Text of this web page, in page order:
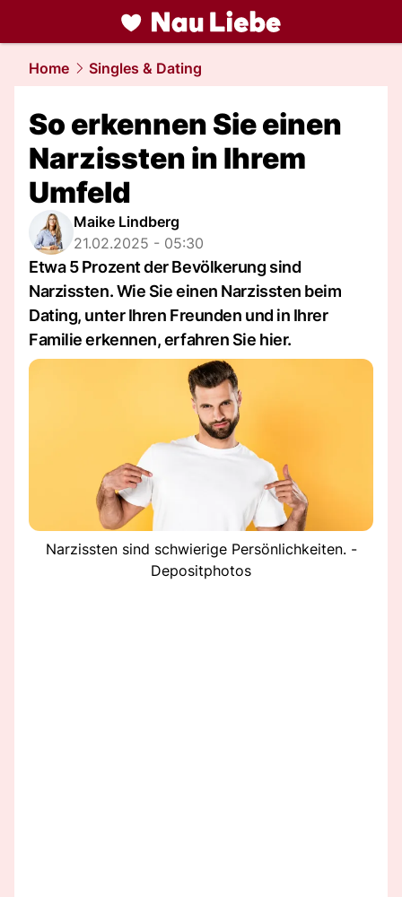
liebe.NAU.ch
Home Singles & Dating
So erkennen Sie einen
Narzissten in Ihrem
Umfeld
Maike Lindberg
21.02.2025 - 05:30
Etwa 5 Prozent der Bevölkerung sind
Narzissten. Wie Sie einen Narzissten beim
Dating, unter Ihren Freunden und in Ihrer
Familie erkennen, erfahren Sie hier.
Narzissten sind schwierige Persönlichkeiten. -
Depositphotos